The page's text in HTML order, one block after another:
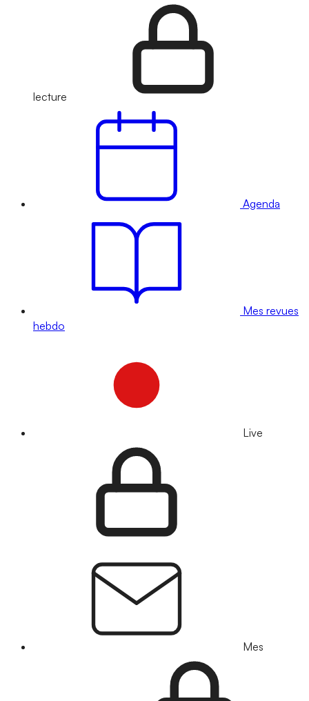
lecture
Agenda
Mes revues
hebdo
Live
Mes